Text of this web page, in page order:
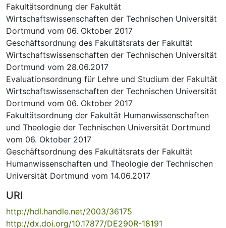
Fakultätsordnung der Fakultät
Wirtschaftswissenschaften der Technischen Universität
Dortmund vom 06. Oktober 2017
Geschäftsordnung des Fakultätsrats der Fakultät
Wirtschaftswissenschaften der Technischen Universität
Dortmund vom 28.06.2017
Evaluationsordnung für Lehre und Studium der Fakultät
Wirtschaftswissenschaften der Technischen Universität
Dortmund vom 06. Oktober 2017
Fakultätsordnung der Fakultät Humanwissenschaften
und Theologie der Technischen Universität Dortmund
vom 06. Oktober 2017
Geschäftsordnung des Fakultätsrats der Fakultät
Humanwissenschaften und Theologie der Technischen
Universität Dortmund vom 14.06.2017
URI
http://hdl.handle.net/2003/36175
http://dx.doi.org/10.17877/DE290R-18191